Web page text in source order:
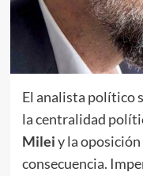
El analista político
la centralidad
Mileiy la
consecuencia.